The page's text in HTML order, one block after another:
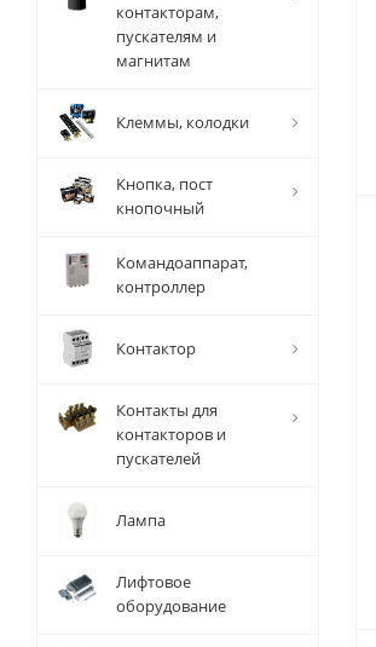
контакторам,
пускателям и
магнитам
Клеммы, колодки
Кнопка, пост
кнопочный
Командоаппарат,
контроллер
Контактор
Контакты для
контакторов и
пускателей
Лампа
Лифтовое
оборудование